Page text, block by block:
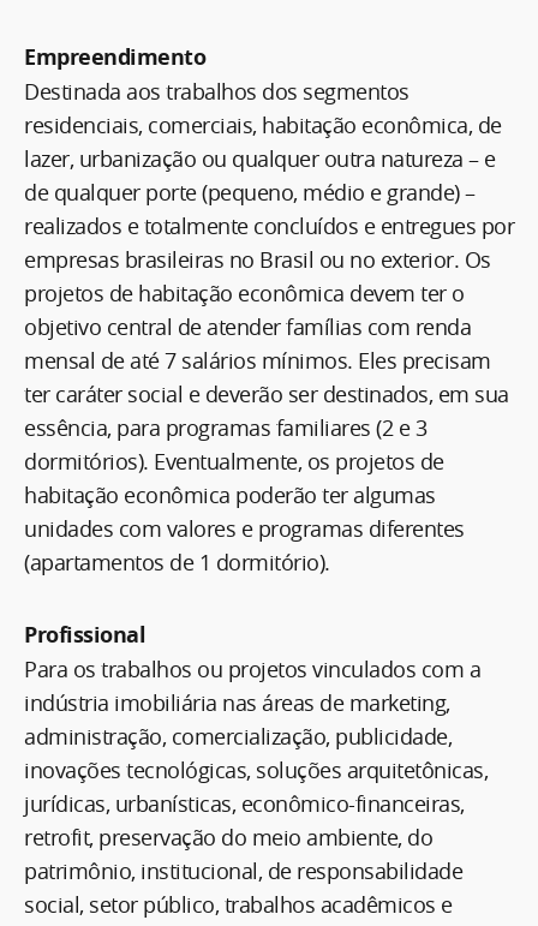
Empreendimento
Destinada aos trabalhos dos segmentos
residenciais, comerciais, habitação econômica, de
lazer, urbanização ou qualquer outra natureza – e
de qualquer porte (pequeno, médio e grande) –
realizados e totalmente concluídos e entregues por
empresas brasileiras no Brasil ou no exterior. Os
projetos de habitação econômica devem ter o
objetivo central de atender famílias com renda
mensal de até 7 salários mínimos. Eles precisam
ter caráter social e deverão ser destinados, em sua
essência, para programas familiares (2 e 3
dormitórios). Eventualmente, os projetos de
habitação econômica poderão ter algumas
unidades com valores e programas diferentes
(apartamentos de 1 dormitório).
Profissional
Para os trabalhos ou projetos vinculados com a
indústria imobiliária nas áreas de marketing,
administração, comercialização, publicidade,
inovações tecnológicas, soluções arquitetônicas,
jurídicas, urbanísticas, econômico-financeiras,
retrofit, preservação do meio ambiente, do
patrimônio, institucional, de responsabilidade
social, setor público, trabalhos acadêmicos e